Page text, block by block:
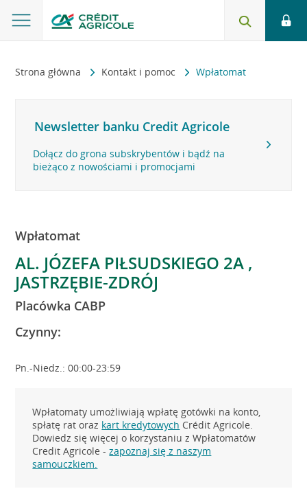
Strona główna Kontakt i pomoc Wpłatomat
Newsletter banku Credit Agricole
Dołącz do grona subskrybentów i bądź na
bieżąco z nowościami i promocjami
Wpłatomat
AL. JÓZEFA PIŁSUDSKIEGO 2A ,
JASTRZĘBIE-ZDRÓJ
Placówka CABP
Czynny:
Pn.-Niedz.: 00:00-23:59
Wpłatomaty umożliwiają wpłatę gotówki na konto,
spłatę rat oraz kart kredytowych Crédit Agricole.
Dowiedz się więcej o korzystaniu z Wpłatomatów
Credit Agricole -zapoznaj się z naszym
samouczkiem.